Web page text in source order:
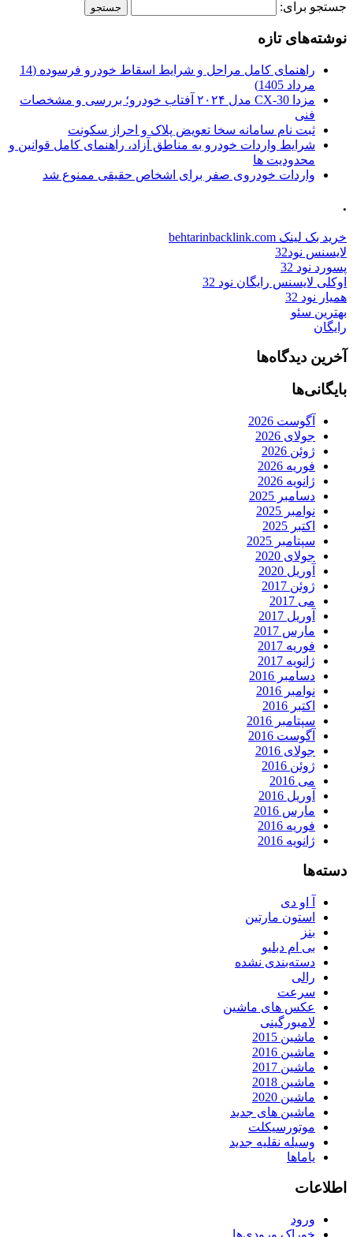
جستجو برای:
نوشته‌های تازه
راهنمای کامل مراحل و شرایط اسقاط خودرو فرسوده (14
مرداد 1405)
مزدا CX-30 مدل ۲۰۲۴ آفتاب خودرو؛ بررسی و مشخصات
فنی
ثبت نام سامانه سخا تعویض پلاک و احراز سکونت
شرایط واردات خودرو به مناطق آزاد، راهنمای کامل قوانین و
محدودیت ها
واردات خودروی صفر برای اشخاص حقیقی ممنوع شد
.
خرید بک لینک behtarinbacklink.com
لایسنس نود32
پسورد نود 32
اوکلی لایسنس رایگان نود 32
همیار نود 32
بهترین سئو
رایگان
آخرین دیدگاه‌ها
بایگانی‌ها
آگوست 2026
جولای 2026
ژوئن 2026
فوریه 2026
ژانویه 2026
دسامبر 2025
نوامبر 2025
اکتبر 2025
سپتامبر 2025
جولای 2020
آوریل 2020
ژوئن 2017
می 2017
آوریل 2017
مارس 2017
فوریه 2017
ژانویه 2017
دسامبر 2016
نوامبر 2016
اکتبر 2016
سپتامبر 2016
آگوست 2016
جولای 2016
ژوئن 2016
می 2016
آوریل 2016
مارس 2016
فوریه 2016
ژانویه 2016
دسته‌ها
آ او دی
استون مارتین
بنز
بی ام دبلیو
دسته‌بندی نشده
رالی
سرعت
عکس های ماشین
لامبورگینی
ماشین 2015
ماشین 2016
ماشین 2017
ماشین 2018
ماشین 2020
ماشین های جدید
موتورسیکلت
وسیله نقلیه جدید
یاماها
اطلاعات
ورود
خوراک ورودی‌ها